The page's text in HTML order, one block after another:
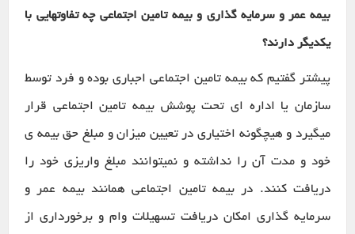
بیمه عمر و سرمایه گذاری و بیمه تامین اجتماعی چه تفاوتهایی با
یکدیگر دارند؟
پیشتر گفتیم که بیمه تامین اجتماعی اجباری بوده و فرد توسط
سازمان یا اداره ای تحت پوشش بیمه تامین اجتماعی قرار
میگیرد و هیچگونه اختیاری در تعیین میزان و مبلغ حق بیمه ی
خود و مدت آن را نداشته و نمیتوانند مبلغ واریزی خود را
دریافت کنند. در بیمه تامین اجتماعی همانند بیمه عمر و
سرمایه گذاری امکان دریافت تسهیلات وام و برخورداری از